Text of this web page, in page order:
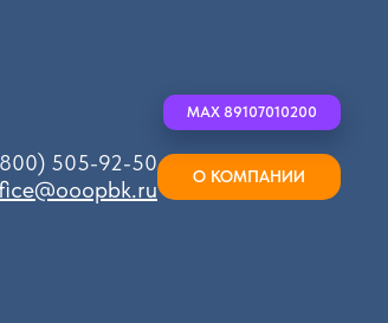
505-92-50
О КОМПАНИИ
MAX 89107010200